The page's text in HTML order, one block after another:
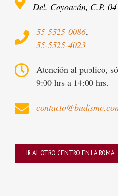
Del. Coyoacán, C.P.
55-5525-0086,
55-5525-4023
Atención al publico,
9:00 hrs a 14:00 hrs.
IR AL OTRO CENTRO EN LA ROMA